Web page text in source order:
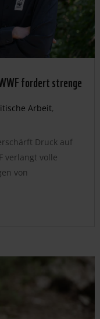
fordert strenge
Arbeit,
Druck auf
verlangt volle
von